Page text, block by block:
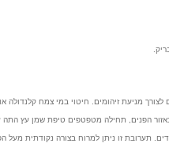
לצורך מניעת זיהומים. חיטוי במי צמח
הפנים, תחילה מטפטפים טיפת שמן עץ
תערובת זו ניתן למרוח בצורה נקודתית